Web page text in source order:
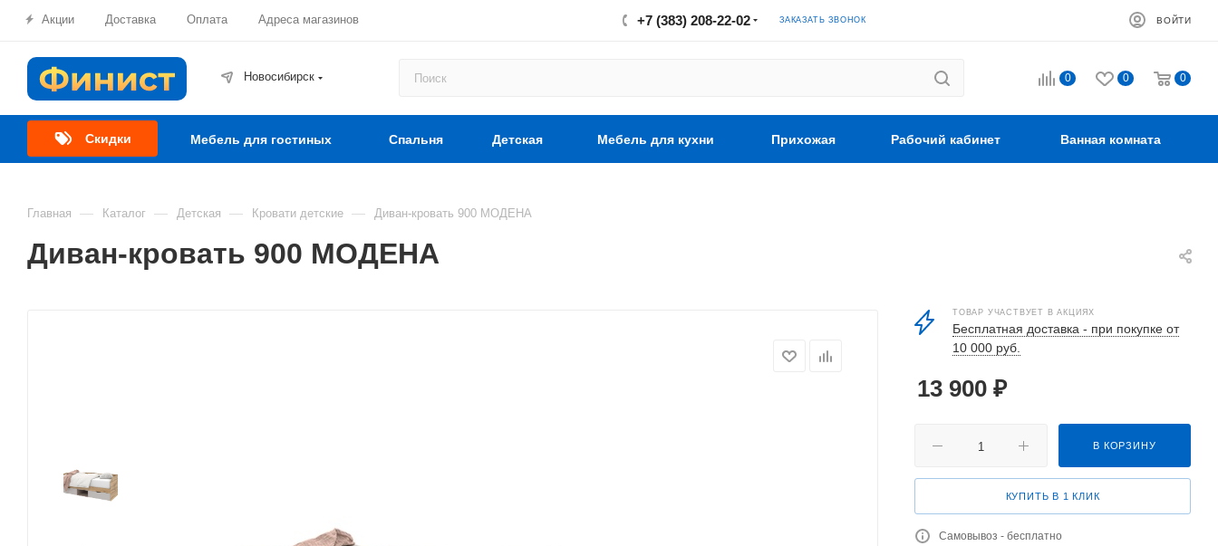
Акции Доставка Оплата Адреса магазинов +7 (383) 208-22-02 ЗАКАЗАТЬ ЗВОНОК ВОЙТИ
Новосибирск 0 0 0
Скидки Мебель для гостиных Спальня Детская Мебель для кухни Прихожая Рабочий кабинет Ванная комната
Главная — Каталог — Детская — Кровати детские — Диван-кровать 900 МОДЕНА
Диван-кровать 900 МОДЕНА
ТОВАР УЧАСТВУЕТ В АКЦИЯХ
Бесплатная доставка - при покупке от
10 000 руб.
13 900 ₽
В КОРЗИНУ
КУПИТЬ В 1 КЛИК
Самовывоз - бесплатно